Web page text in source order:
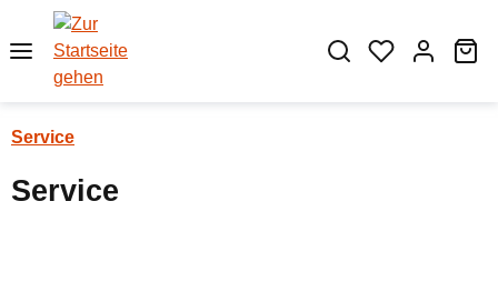
Zum Hauptinhalt springen
Service
Service